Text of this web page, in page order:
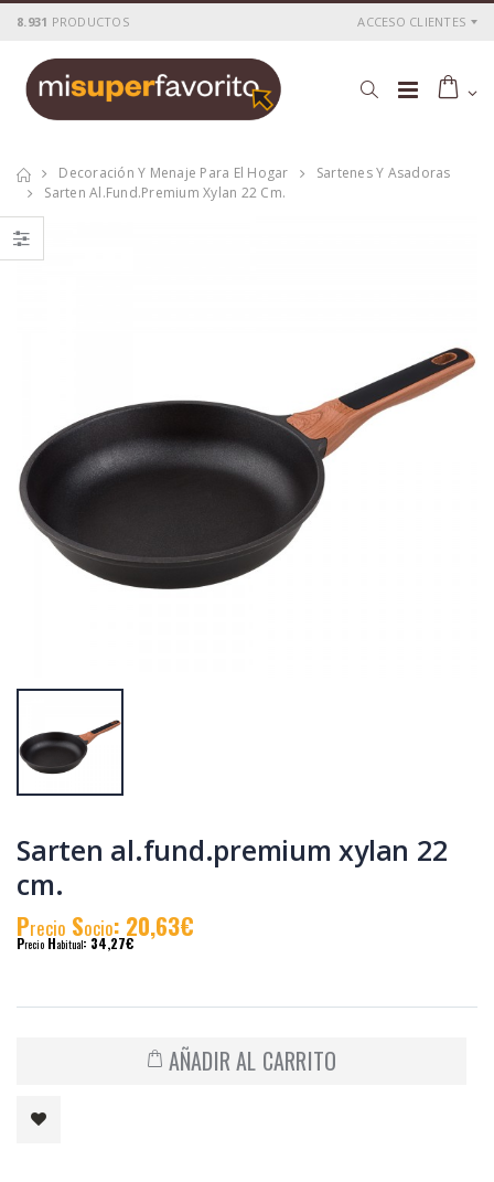
8.931 PRODUCTOS ACCESO CLIENTES
Decoración Y Menaje Para El Hogar
Sartenes Y Asadoras
Sarten Al.fund.premium Xylan 22 Cm.
Sarten al.fund.premium xylan 22
cm.
Precio Socio: 20,63€
Precio Habitual: 34,27€
AÑADIR AL CARRITO
al.fund.premium
alta piedra 20
recioSocio: 25,51€
recioH
al.fund.premium
alta piedra 24
S ocio: 31,90€
Cacerola
al.fund.premium
alta piedra 28
recio
recio H
Cacerola
al.fund.premium